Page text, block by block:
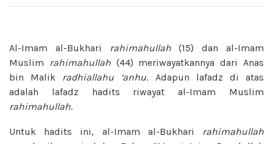
Al-Imam al-Bukhari rahimahullah(15) dan al-Imam
Muslim
rahimahullah(44) meriwayatkannya dari Anas
bin Malik radhiallahu ‘anhu. Adapun lafadz di atas
adalah lafadz hadits riwayat al-Imam Muslim
rahimahullah.
Untuk hadits ini, al-Imam al-Bukhari
rahimahullah